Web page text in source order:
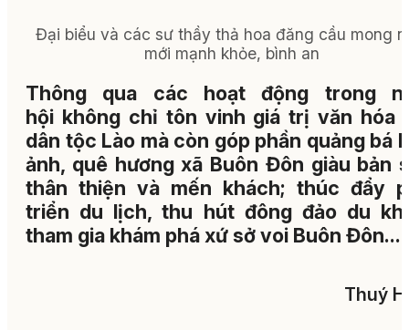
Đại biểu và các sư thầy thả hoa đăng cầu mong
mới mạnh khỏe, bình an
Thông qua các hoạt động trong
hội không chỉ tôn vinh giá trị văn hóa
dân tộc Lào mà còn góp phần quảng bá
ảnh, quê hương xã Buôn Đôn giàu bản
thân thiện và mến khách; thúc đẩy
triển du lịch, thu hút đông đảo du
tham gia khám phá xứ sở voi Buôn Đôn...
Thuý